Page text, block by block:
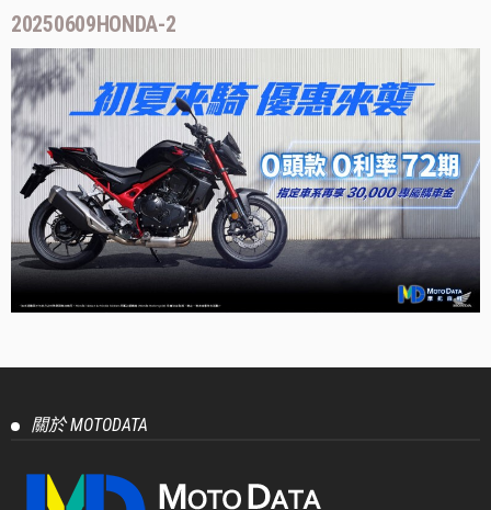
20250609HONDA-2
關於 MOTODATA